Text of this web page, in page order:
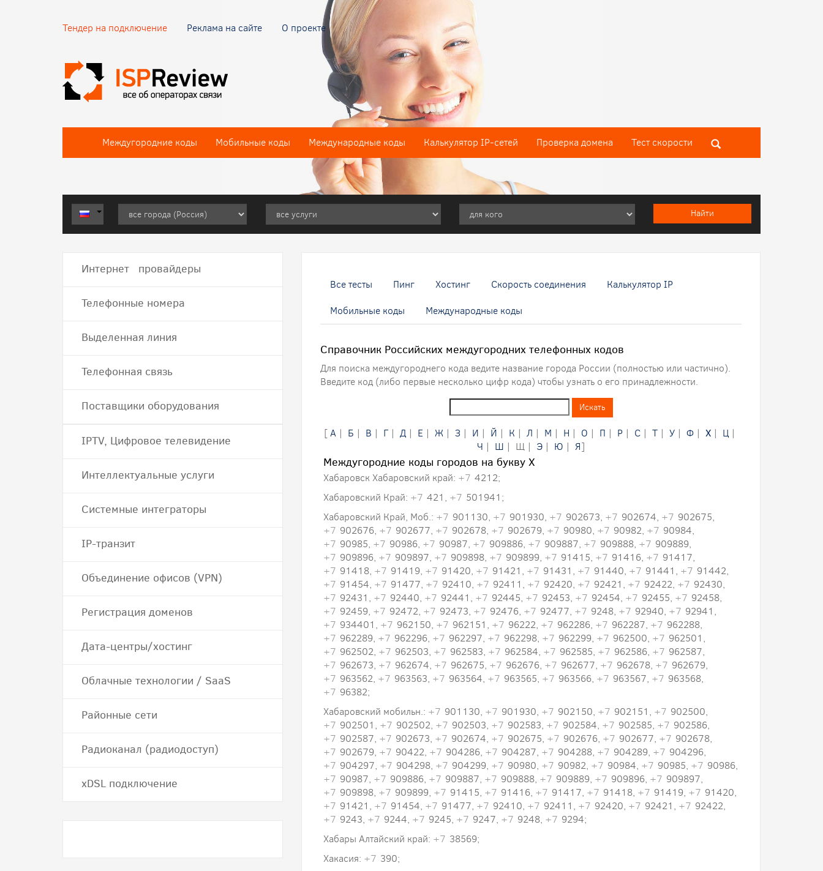
Тендер на подключение Реклама на сайте О проекте
Междугородние коды Мобильные коды Международные коды Калькулятор IP-сетей Проверка домена Тест скороcти
Все тесты Пинг Хостинг Скорость соединения Калькулятор IP
Мобильные коды Международные коды
Справочник Российских междугородних телефонных кодов
Для поиска междугороднего кода ведите название города России (полностью или частично).
Введите код (либо первые несколько цифр кода) чтобы узнать о его принадлежности.
[А | Б | В | Г | Д | Е | Ж | З | И | Й | К | Л | М | Н | О | П | Р | С | Т | У | Ф | Х | Ц |
Ч | Ш | Щ | Э | Ю | Я]
Междугородние коды городов на букву Х
Хабаровск Хабаровский край: +7 4212;
Хабаровский Край: +7 421, +7 501941;
Хабаровский Край, Моб.: +7 901130, +7 901930, +7 902673, +7 902674, +7 902675,
+7 902676, +7 902677, +7 902678, +7 902679, +7 90980, +7 90982, +7 90984,
+7 90985, +7 90986, +7 90987, +7 909886, +7 909887, +7 909888, +7 909889,
+7 909896, +7 909897, +7 909898, +7 909899, +7 91415, +7 91416, +7 91417,
+7 91418, +7 91419, +7 91420, +7 91421, +7 91431, +7 91440, +7 91441, +7 91442,
+7 91454, +7 91477, +7 92410, +7 92411, +7 92420, +7 92421, +7 92422, +7 92430,
+7 92431, +7 92440, +7 92441, +7 92445, +7 92453, +7 92454, +7 92455, +7 92458,
+7 92459, +7 92472, +7 92473, +7 92476, +7 92477, +7 9248, +7 92940, +7 92941,
+7 934401, +7 962150, +7 962151, +7 96222, +7 962286, +7 962287, +7 962288,
+7 962289, +7 962296, +7 962297, +7 962298, +7 962299, +7 962500, +7 962501,
+7 962502, +7 962503, +7 962583, +7 962584, +7 962585, +7 962586, +7 962587,
+7 962673, +7 962674, +7 962675, +7 962676, +7 962677, +7 962678, +7 962679,
+7 963562, +7 963563, +7 963564, +7 963565, +7 963566, +7 963567, +7 963568,
+7 96382;
Хабаровский мобильн.: +7 901130, +7 901930, +7 902150, +7 902151, +7 902500,
+7 902501, +7 902502, +7 902503, +7 902583, +7 902584, +7 902585, +7 902586,
+7 902587, +7 902673, +7 902674, +7 902675, +7 902676, +7 902677, +7 902678,
+7 902679, +7 90422, +7 904286, +7 904287, +7 904288, +7 904289, +7 904296,
+7 904297, +7 904298, +7 904299, +7 90980, +7 90982, +7 90984, +7 90985, +7 90986,
+7 90987, +7 909886, +7 909887, +7 909888, +7 909889, +7 909896, +7 909897,
+7 909898, +7 909899, +7 91415, +7 91416, +7 91417, +7 91418, +7 91419, +7 91420,
+7 91421, +7 91454, +7 91477, +7 92410, +7 92411, +7 92420, +7 92421, +7 92422,
+7 9243, +7 9244, +7 9245, +7 9247, +7 9248, +7 9294;
Хабары Алтайский край: +7 38569;
Хакасия: +7 390;
Интернет провайдеры
Телефонные номера
Выделенная линия
Телефонная связь
Поставщики оборудования
IPTV, Цифровое телевидение
Интеллектуальные услуги
Системные интеграторы
IP-транзит
Объединение офисов (VPN)
Регистрация доменов
Дата-центры/хостинг
Облачные технологии / SaaS
Районные сети
Радиоканал (радиодоступ)
хDSL подключение